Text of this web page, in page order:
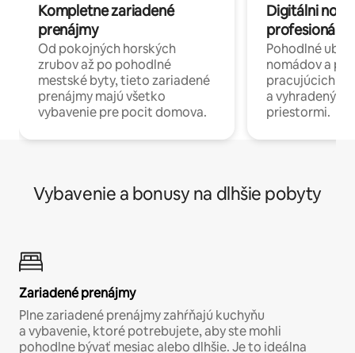
Kompletne zariadené
prenájmy
Od pokojných horských
zrubov až po pohodlné
mestské byty, tieto zariadené
prenájmy majú všetko
vybavenie pre pocit domova.
Digitálni
profesionáli
Pohodlné
nomádov a
pracujúcich
a
priestormi.
Vybavenie a bonusy na dlhšie pobyty
Zariadené prenájmy
Plne zariadené prenájmy zahŕňajú kuchyňu
a vybavenie, ktoré potrebujete, aby ste mohli
pohodlne bývať mesiac alebo dlhšie. Je to ideálna